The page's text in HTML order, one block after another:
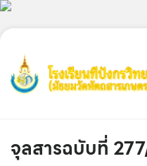
content
จุลสารฉบับที่